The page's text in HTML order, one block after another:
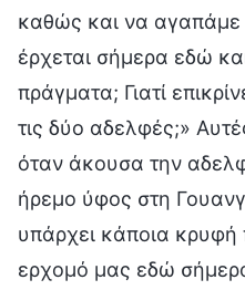
καθώς και να αγαπάμε
έρχεται σήμερα εδώ
πράγματα; Γιατί
τις δύο αδελφές;»
όταν άκουσα την
ήρεμο ύφος στη
υπάρχει κάποια
ερχομό μας εδώ